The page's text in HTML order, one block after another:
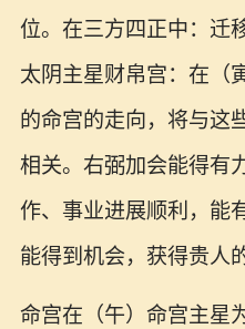
位。在三方四正中：迁
太阴主星财帛宫：在（
的命宫的走向，将与这
相关。右弼加会能得有
作、事业进展顺利，能
能得到机会，获得贵人
命宫在（午）命宫主星